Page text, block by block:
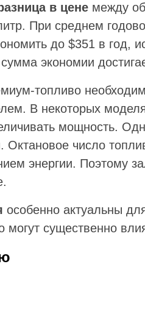
в ценемежду
При среднем
до $351 в год,
экономии
топливо
В некоторых
мощность.
. Октановое число
энергии. Поэтому
особенно актуальны
существенно